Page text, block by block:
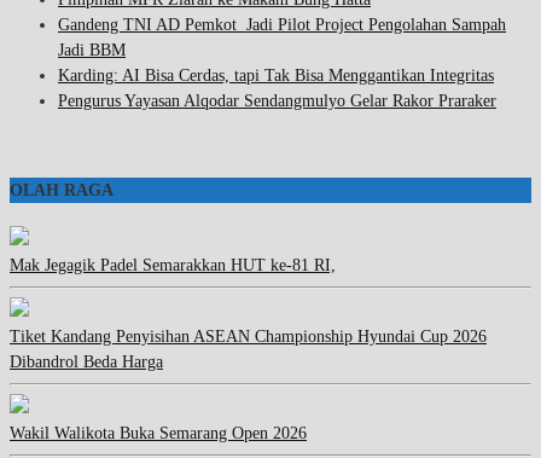
Gandeng TNI AD Pemkot Jadi Pilot Project Pengolahan Sampah
Jadi BBM
Karding: AI Bisa Cerdas, tapi Tak Bisa Menggantikan Integritas
Pengurus Yayasan Alqodar Sendangmulyo Gelar Rakor Praraker
OLAH RAGA
Mak Jegagik Padel Semarakkan HUT ke-81 RI,
Tiket Kandang Penyisihan ASEAN Championship Hyundai Cup 2026
Dibandrol Beda Harga
Wakil Walikota Buka Semarang Open 2026